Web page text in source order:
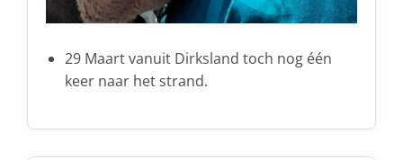
29 Maart vanuit Dirksland toch nog één
keer naar het strand.